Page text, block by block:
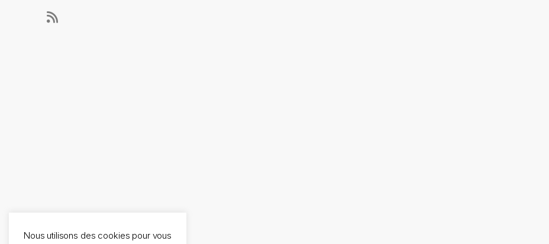
Nous utilisons des cookies pour vous